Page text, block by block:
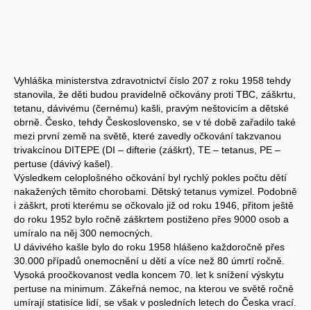
Vyhláška ministerstva zdravotnictví číslo 207 z roku 1958 tehdy
stanovila, že děti budou pravidelně očkovány proti TBC, záškrtu,
tetanu, dávivému (černému) kašli, pravým neštovicím a dětské
obrně. Česko, tehdy Československo, se v té době zařadilo také
mezi první země na světě, které zavedly očkování takzvanou
trivakcínou DITEPE (DI – difterie (záškrt), TE – tetanus, PE –
pertuse (dávivý kašel).
Výsledkem celoplošného očkování byl rychlý pokles počtu dětí
nakažených těmito chorobami. Dětský tetanus vymizel. Podobně
i záškrt, proti kterému se očkovalo již od roku 1946, přitom ještě
do roku 1952 bylo ročně záškrtem postiženo přes 9000 osob a
umíralo na něj 300 nemocných.
U dávivého kašle bylo do roku 1958 hlášeno každoročně přes
30.000 případů onemocnění u dětí a více než 80 úmrtí ročně.
Vysoká proočkovanost vedla koncem 70. let k snížení výskytu
pertuse na minimum. Zákeřná nemoc, na kterou ve světě ročně
umírají statisíce lidí, se však v posledních letech do Česka vrací.